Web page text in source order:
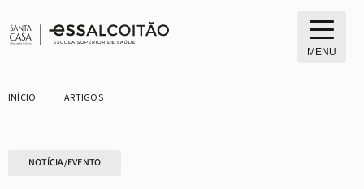
para
MENU
INÍCIO ARTIGOS
NOTÍCIA/EVENTO